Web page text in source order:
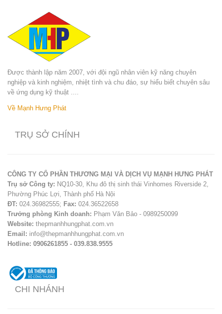
Được thành lập năm 2007, với đội ngũ nhân viên kỹ năng chuyên
nghiệp và kinh nghiệm, nhiệt tình và chu đáo, sự hiểu biết chuyên sâu
về ứng dụng kỹ thuật ....
Về Mạnh Hưng Phát
TRỤ SỞ CHÍNH
CÔNG TY CỔ PHẦN THƯƠNG MẠI VÀ DỊCH VỤ MẠNH HƯNG PHÁT
Trụ sở Công ty: NQ10-30, Khu đô thị sinh thái Vinhomes Riverside 2,
Phường Phúc Lợi, Thành phố Hà Nội
ĐT: 024.36982555; Fax: 024.36522658
Trưởng phòng Kinh doanh: Phạm Văn Bảo - 0989250099
Website: thepmanhhungphat.com.vn
Email: info@thepmanhhungphat.com.vn
Hotline: 0906261855 - 039.838.9555
CHI NHÁNH